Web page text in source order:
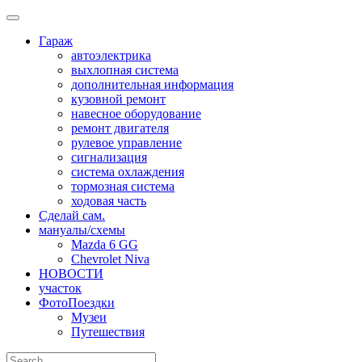
Skip
contentГараж
автоэлектрика
выхлопная система
дополнительная информация
кузовной ремонт
навесное оборудование
ремонт двигателя
рулевое управление
сигнализация
система охлаждения
тормозная система
ходовая часть
Сделай сам.
мануалы/схемы
Mazda 6 GG
Chevrolet Niva
НОВОСТИ
участок
ФотоПоездки
Музеи
Путешествия
Search